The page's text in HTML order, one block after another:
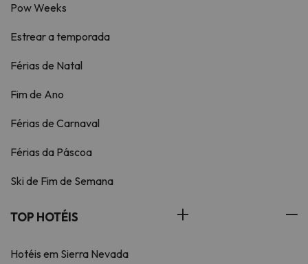
Pow Weeks
Estrear a temporada
Férias de Natal
Fim de Ano
Férias de Carnaval
Férias da Páscoa
Ski de Fim de Semana
TOP HOTÉIS
Hotéis em Sierra Nevada